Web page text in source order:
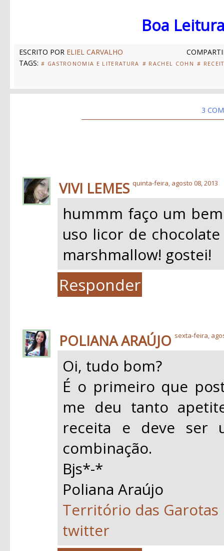
Boa
ESCRITO POR ELIEL CARVALHO
TAGS: # GASTRONOMIA E LITERATURA # RACHEL COHN #
3
VIVI LEMES quinta-feira, agosto 08, 2013
hummm faço um
uso licor de
marshmallow! gostei!
Responder
POLIANA ARAÚJO sexta-feira,
Oi, tudo bom?
É o primeiro que
me deu tanto
receita e deve ser
combinação.
Bjs*-*
Poliana Araújo
Território das Garotas
twitter